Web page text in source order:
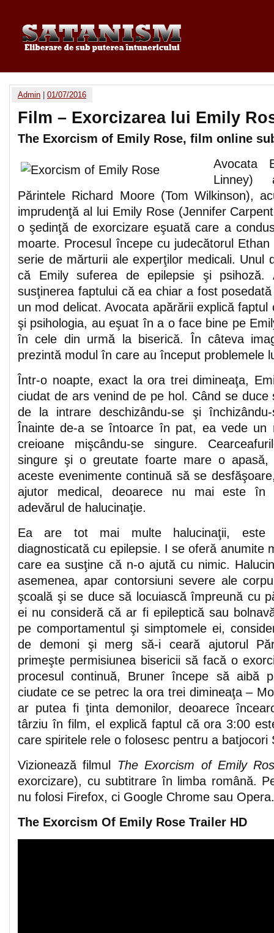
Admin 01/07/2016
Film – Exorcizarea lui Emily
The Exorcism of Emily Rose, film online
Avocata
Linney)
Părintele Richard Moore (Tom Wilkinson),
imprudenţă al lui Emily Rose (Jennifer
o şedinţă de exorcizare eşuată care a
moarte. Procesul începe cu judecătorul
serie de mărturii ale experţilor medicali. Unul
că Emily suferea de epilepsie şi psihoză.
susţinerea faptului că ea chiar a fost
un mod delicat. Avocata apărării explică
şi psihologia, au eşuat în a o face bine pe
în cele din urmă la biserică. În câteva
prezintă modul în care au început problemele
Într-o noapte, exact la ora trei dimineaţa,
ciudat de ars venind de pe hol. Când se duce
de la intrare deschizându-se şi
Înainte de-a se întoarce în pat, ea vede un
creioane mişcându-se singure.
singure şi o greutate foarte mare o apasă,
aceste evenimente continuă să se
ajutor medical, deoarece nu mai este în
adevărul de halucinaţie.
Ea are tot mai multe halucinaţii, este
diagnosticată cu epilepsie. I se oferă anumite
care ea susţine că n-o ajută cu nimic.
asemenea, apar contorsiuni severe ale
şcoală şi se duce să locuiască împreună cu
ei nu consideră că ar fi epileptică sau
pe comportamentul şi simptomele ei,
de demoni şi merg să-i ceară ajutorul
primeşte permisiunea bisericii să facă o
procesul continuă, Bruner începe să aibă
ciudate ce se petrec la ora trei dimineaţa –
ar putea fi ţinta demonilor, deoarece
târziu în film, el explică faptul că ora 3:00
care spiritele rele o folosesc pentru a batjocori
Vizionează filmul The Exorcism of Emily
exorcizare), cu subtitrare în limba română.
nu folosi Firefox, ci Google Chrome sau Opera.
The Exorcism Of Emily Rose Trailer HD